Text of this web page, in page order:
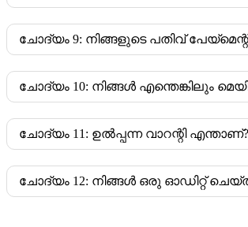
ചോദ്യം 9: നിങ്ങളുടെ പതിവ്
ചോദ്യം 10: നിങ്ങൾ എന്തെങ്കിലും
ചോദ്യം 11: ഉൽപ്പന്ന വാറന്റി എന്താണ്?
ചോദ്യം 12: നിങ്ങൾ ഒരു ഓഡിറ്റ്